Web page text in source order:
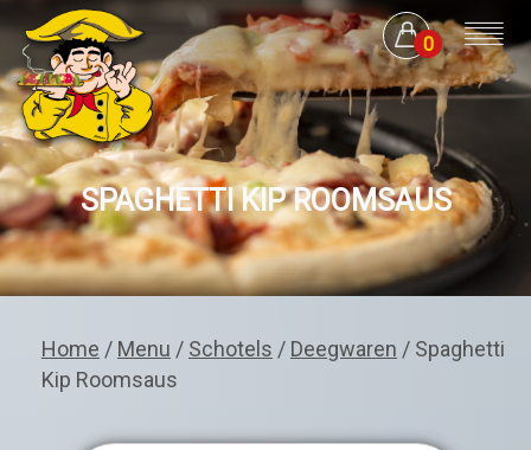
0
SPAGHETTI KIP ROOMSAUS
Home / Menu / Schotels / Deegwaren / Spaghetti
Kip Roomsaus